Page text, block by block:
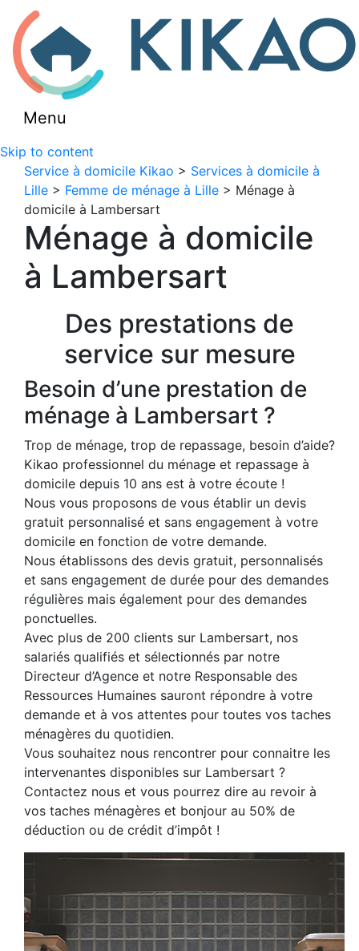
Menu
Skip to content
Service à domicile Kikao > Services à domicile à
Lille > Femme de ménage à Lille > Ménage à
domicile à Lambersart
Ménage à domicile
à Lambersart
Des prestations de
service sur mesure
Besoin d’une prestation de
ménage à Lambersart ?
Trop de ménage, trop de repassage, besoin d’aide?
Kikao professionnel du ménage et repassage à
domicile depuis 10 ans est à votre écoute !
Nous vous proposons de vous établir un devis
gratuit personnalisé et sans engagement à votre
domicile en fonction de votre demande.
Nous établissons des devis gratuit, personnalisés
et sans engagement de durée pour des demandes
régulières mais également pour des demandes
ponctuelles.
Avec plus de 200 clients sur Lambersart, nos
salariés qualifiés et sélectionnés par notre
Directeur d’Agence et notre Responsable des
Ressources Humaines sauront répondre à votre
demande et à vos attentes pour toutes vos taches
ménagères du quotidien.
Vous souhaitez nous rencontrer pour connaitre les
intervenantes disponibles sur Lambersart ?
Contactez nous et vous pourrez dire au revoir à
vos taches ménagères et bonjour au 50% de
déduction ou de crédit d’impôt !